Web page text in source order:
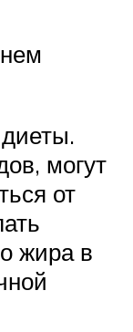
могут
от
жира в